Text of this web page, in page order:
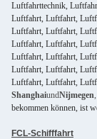
Luftfahrttechnik,
Luftfahrt, Luftfahrt,
Luftfahrt, Luftfahrt,
Luftfahrt, Luftfahrt,
Luftfahrt, Luftfahrt,
Luftfahrt, Luftfahrt,
Luftfahrt, Luftfahrt,
ShanghaiundNijmegen,
bekommen können, ist
FCL-Schifffahrt